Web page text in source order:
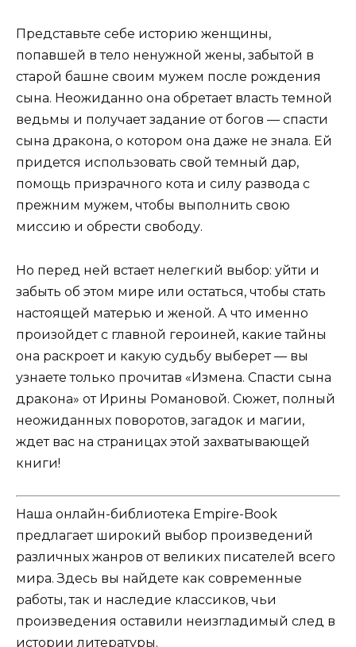
Представьте себе историю женщины,
попавшей в тело ненужной жены, забытой в
старой башне своим мужем после рождения
сына. Неожиданно она обретает власть темной
ведьмы и получает задание от богов — спасти
сына дракона, о котором она даже не знала. Ей
придется использовать свой темный дар,
помощь призрачного кота и силу развода с
прежним мужем, чтобы выполнить свою
миссию и обрести свободу.
Но перед ней встает нелегкий выбор: уйти и
забыть об этом мире или остаться, чтобы стать
настоящей матерью и женой. А что именно
произойдет с главной героиней, какие тайны
она раскроет и какую судьбу выберет — вы
узнаете только прочитав «Измена. Спасти сына
дракона» от Ирины Романовой. Сюжет, полный
неожиданных поворотов, загадок и магии,
ждет вас на страницах этой захватывающей
книги!
Наша онлайн-библиотека Empire-Book
предлагает широкий выбор произведений
различных жанров от великих писателей всего
мира. Здесь вы найдете как современные
работы, так и наследие классиков, чьи
произведения оставили неизгладимый след в
истории литературы.